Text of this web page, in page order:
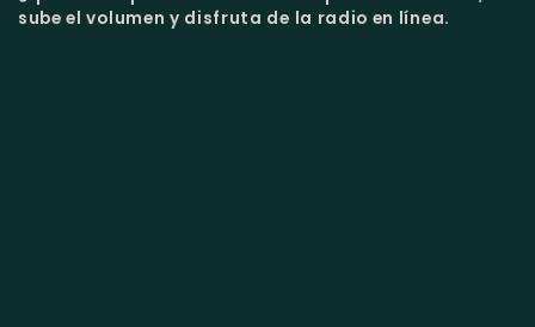
sube el volumen y disfruta de la radio en línea.